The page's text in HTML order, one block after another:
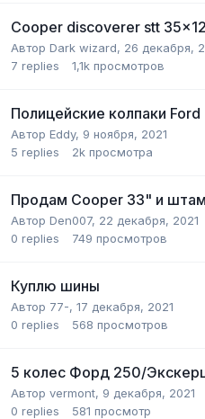
Cooper discoverer stt
Автор Dark wizard, 26 декабря,
7 replies 1,1k просмотров
Полицейские колпаки Ford
Автор Eddy, 9 ноября, 2021
5 replies 2k просмотра
Продам Cooper 33" и
Автор Den007, 22 декабря, 2021
0 replies 749 просмотров
Куплю шины
Автор 77-, 17 декабря, 2021
0 replies 568 просмотров
5 колес Форд 250/
Автор vermont, 9 декабря, 2021
0 replies 581 просмотр